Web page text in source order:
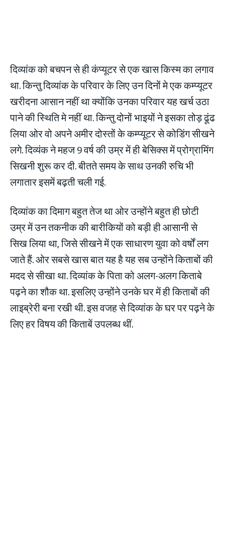
दिव्यांक को बचपन से ही कंप्यूटर से एक खास किस्म का लगाव
था. किन्तु दिव्यांक के परिवार के लिए उन दिनों मे एक कम्प्यूटर
खरीदना आसान नहीं था क्योंकि उनका परिवार यह खर्च उठा
पाने की स्थिति मे नहीं था. किन्तु दोनों भाइयों ने इसका तोड़ ढूंढ
लिया ओर वो अपने अमीर दोस्तों के कम्प्यूटर से कोडिंग सीखने
लगे. दिव्यंक ने महज 9 वर्ष की उम्र में ही बेसिक्स में प्रोग्रामिंग
सिखनी शुरू कर दी. बीतते समय के साथ उनकी रुचि भी
लगातार इसमें बढ़ती चली गई.
दिव्यांक का दिमाग बहुत तेज था ओर उन्होंने बहुत ही छोटी
उम्र में उन तकनीक की बारीकियों को बड़ी ही आसानी से
सिख लिया था, जिसे सीखने में एक साधारण युवा को वर्षों लग
जाते हैं. ओर सबसे खास बात यह है यह सब उन्होंने किताबों की
मदद से सीखा था. दिव्यांक के पिता को अलग-अलग किताबे
पढ़ने का शौक था. इसलिए उन्होंने उनके घर में ही किताबों की
लाइब्रेरी बना रखी थी. इस वजह से दिव्यांक के घर पर पढ़ने के
लिए हर विषय की किताबें उपलब्ध थीं.